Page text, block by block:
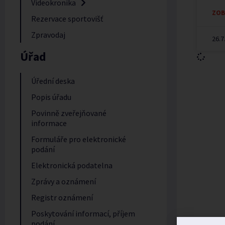
Videokronika
Rezervace sportovišť
Zpravodaj
Úřad
Úřední deska
Popis úřadu
Povinně zveřejňované
informace
Formuláře pro elektronické
podání
Elektronická podatelna
Zprávy a oznámení
Registr oznámení
Poskytování informací, příjem